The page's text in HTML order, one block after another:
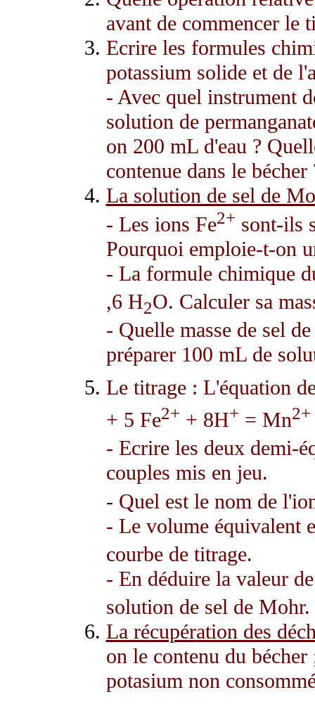
avant de commencer le
Ecrire les formules
potassium solide et de
- Avec quel instrument
solution de
on 200 mL d'eau ?
contenue dans le bécher
La solution de sel de
- Les ions Fe2+ sont-ils
Pourquoi emploie-t-on
- La formule chimique
,6 H2O. Calculer sa
- Quelle masse de sel
préparer 100 mL de
Le titrage : L'équation
+ 5 Fe2+ + 8H+ = Mn2+
- Ecrire les deux demi-
couples mis en jeu.
- Quel est le nom de
- Le volume équivalent
courbe de titrage.
- En déduire la valeur
solution de sel de Mohr.
La récupération des
on le contenu du
potasium non